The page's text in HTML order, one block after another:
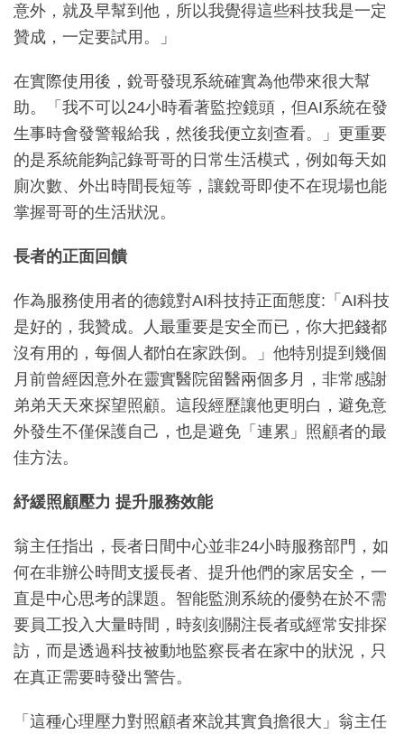
意外，就及早幫到他，所以我覺得這些科技我是一定
贊成，一定要試用。」
在實際使用後，銳哥發現系統確實為他帶來很大幫
助。「我不可以24小時看著監控鏡頭，但AI系統在發
生事時會發警報給我，然後我便立刻查看。」更重要
的是系統能夠記錄哥哥的日常生活模式，例如每天如
廁次數、外出時間長短等，讓銳哥即使不在現場也能
掌握哥哥的生活狀況。
長者的正面回饋
作為服務使用者的德鏡對AI科技持正面態度:「AI科技
是好的，我贊成。人最重要是安全而已，你大把錢都
沒有用的，每個人都怕在家跌倒。」他特別提到幾個
月前曾經因意外在靈實醫院留醫兩個多月，非常感謝
弟弟天天來探望照顧。這段經歷讓他更明白，避免意
外發生不僅保護自己，也是避免「連累」照顧者的最
佳方法。
紓緩照顧壓力 提升服務效能
翁主任指出，長者日間中心並非24小時服務部門，如
何在非辦公時間支援長者、提升他們的家居安全，一
直是中心思考的課題。智能監測系統的優勢在於不需
要員工投入大量時間，時刻刻關注長者或經常安排探
訪，而是透過科技被動地監察長者在家中的狀況，只
在真正需要時發出警告。
「這種心理壓力對照顧者來說其實負擔很大」翁主任